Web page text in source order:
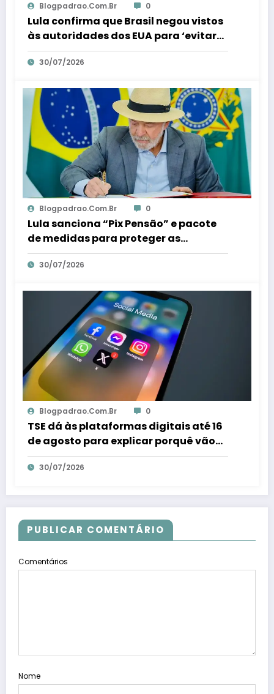
Blogpadrao.com.br 0
Lula confirma que Brasil negou vistos
às autoridades dos EUA para ‘evitar
interferência’ nas eleições – Em Dia ES
30/07/2026
Blogpadrao.com.br 0
Lula sanciona “Pix Pensão” e pacote
de medidas para proteger as
mulheres – Em Dia ES
30/07/2026
Blogpadrao.com.br 0
TSE dá às plataformas digitais até 16
de agosto para explicar porquê vão
combater fraudes eleitorais – Em Dia
ES 30/07/2026
PUBLICAR COMENTÁRIO
Comentários
Nome